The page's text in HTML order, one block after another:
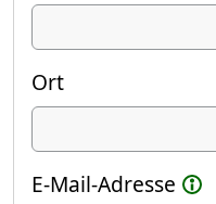
Ort
E-Mail-Adresse